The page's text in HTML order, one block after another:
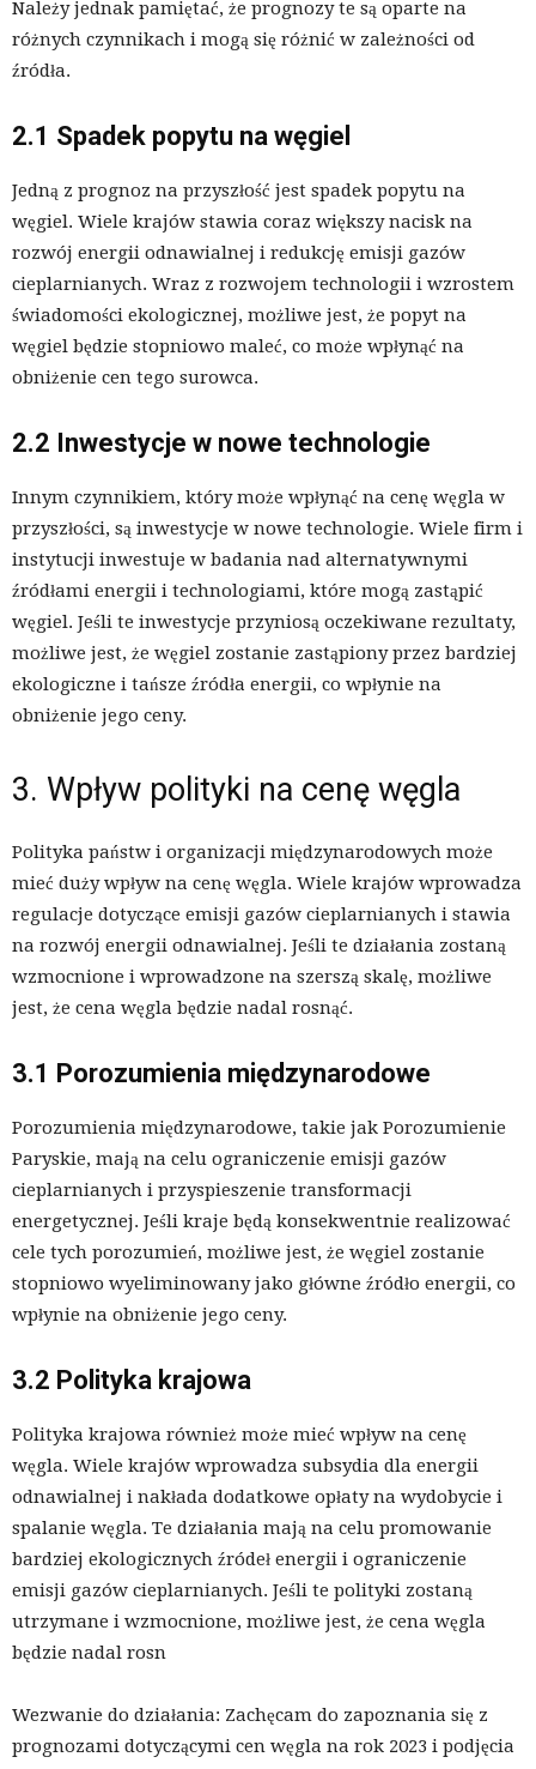
Należy jednak pamiętać, że prognozy te są oparte na
różnych czynnikach i mogą się różnić w zależności od
źródła.
2.1 Spadek popytu na węgiel
Jedną z prognoz na przyszłość jest spadek popytu na
węgiel. Wiele krajów stawia coraz większy nacisk na
rozwój energii odnawialnej i redukcję emisji gazów
cieplarnianych. Wraz z rozwojem technologii i wzrostem
świadomości ekologicznej, możliwe jest, że popyt na
węgiel będzie stopniowo maleć, co może wpłynąć na
obniżenie cen tego surowca.
2.2 Inwestycje w nowe technologie
Innym czynnikiem, który może wpłynąć na cenę węgla w
przyszłości, są inwestycje w nowe technologie. Wiele firm i
instytucji inwestuje w badania nad alternatywnymi
źródłami energii i technologiami, które mogą zastąpić
węgiel. Jeśli te inwestycje przyniosą oczekiwane rezultaty,
możliwe jest, że węgiel zostanie zastąpiony przez bardziej
ekologiczne i tańsze źródła energii, co wpłynie na
obniżenie jego ceny.
3. Wpływ polityki na cenę węgla
Polityka państw i organizacji międzynarodowych może
mieć duży wpływ na cenę węgla. Wiele krajów wprowadza
regulacje dotyczące emisji gazów cieplarnianych i stawia
na rozwój energii odnawialnej. Jeśli te działania zostaną
wzmocnione i wprowadzone na szerszą skalę, możliwe
jest, że cena węgla będzie nadal rosnąć.
3.1 Porozumienia międzynarodowe
Porozumienia międzynarodowe, takie jak Porozumienie
Paryskie, mają na celu ograniczenie emisji gazów
cieplarnianych i przyspieszenie transformacji
energetycznej. Jeśli kraje będą konsekwentnie realizować
cele tych porozumień, możliwe jest, że węgiel zostanie
stopniowo wyeliminowany jako główne źródło energii, co
wpłynie na obniżenie jego ceny.
3.2 Polityka krajowa
Polityka krajowa również może mieć wpływ na cenę
węgla. Wiele krajów wprowadza subsydia dla energii
odnawialnej i nakłada dodatkowe opłaty na wydobycie i
spalanie węgla. Te działania mają na celu promowanie
bardziej ekologicznych źródeł energii i ograniczenie
emisji gazów cieplarnianych. Jeśli te polityki zostaną
utrzymane i wzmocnione, możliwe jest, że cena węgla
będzie nadal rosn
Wezwanie do działania: Zachęcam do zapoznania się z
prognozami dotyczącymi cen węgla na rok 2023 i podjęcia